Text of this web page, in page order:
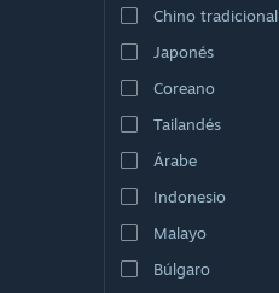
Chino tradicional
Japonés
Coreano
Tailandés
Árabe
Indonesio
Malayo
Búlgaro